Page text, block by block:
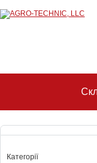
Категорії